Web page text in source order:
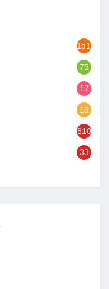
1513
75
17
19
810
33